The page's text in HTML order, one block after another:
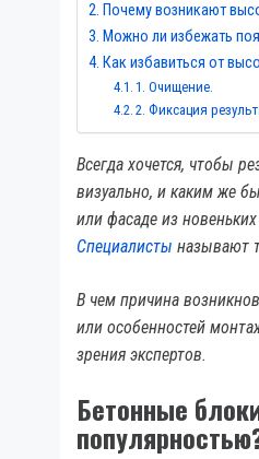
Почему возникают
Можно ли избежать
Как избавиться от
1. Очищение.
2. Фиксация
Всегда хочется, чтобы
визуально, и каким же
или фасаде из
Специалисты называют
В чем причина
или особенностей
зрения экспертов.
Бетонные